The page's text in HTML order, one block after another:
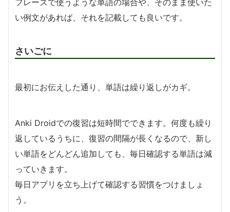
い例文があれば、それを記載しても良いです。
さいごに
最初にお伝えした通り、単語は繰り返しがカギ。
Anki Droidでの復習は短時間でできます。何度も繰り
返しているうちに、復習の間隔が長くなるので、新し
い単語をどんどん追加しても、毎日確認する単語は減
っていきます。
毎日アプリを立ち上げて確認する習慣をつけましょ
う。